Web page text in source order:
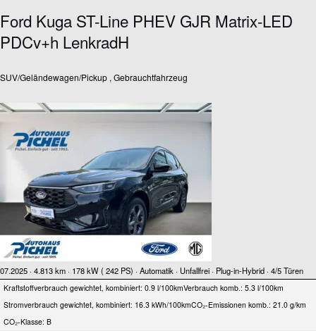
Ford Kuga ST-Line PHEV GJR Matrix-LED
PDCv+h LenkradH
SUV/Geländewagen/Pickup , Gebrauchtfahrzeug
07.2025 · 4.813 km · 178 kW ( 242 PS) · Automatik · Unfallfrei · Plug-in-Hybrid · 4/5 Türen
Kraftstoffverbrauch gewichtet, kombiniert: 0.9 l/100kmVerbrauch komb.: 5.3 l/100km
Stromverbrauch gewichtet, kombiniert: 16.3 kWh/100kmCO₂-Emissionen komb.: 21.0 g/km
CO₂-Klasse: B